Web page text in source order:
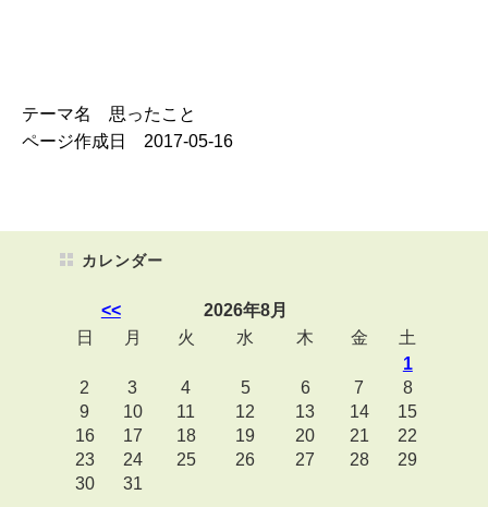
テーマ名 思ったこと
ページ作成日 2017-05-16
カレンダー
<<
2026年8月
日
月 火 水 木 金
土
1
2
3 4 5 6 7
8
9
10 11 12 13 14
15
16
17 18 19 20 21
22
23
24 25 26 27 28
29
30
31